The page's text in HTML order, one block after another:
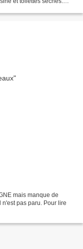
mais manque de
pas paru. Pour lire